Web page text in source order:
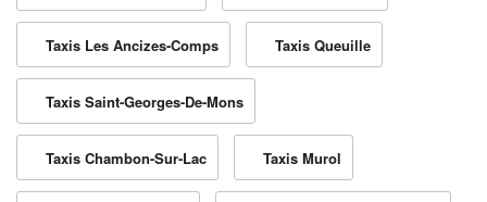
Taxis Les Ancizes-Comps Taxis Queuille
Taxis Saint-Georges-De-Mons
Taxis Chambon-Sur-Lac Taxis Murol